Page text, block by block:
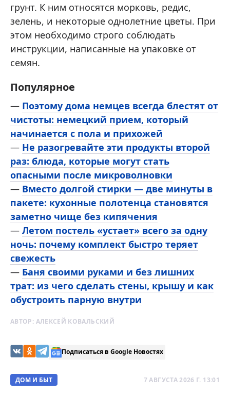
грунт. К ним относятся морковь, редис,
зелень, и некоторые однолетние цветы. При
этом необходимо строго соблюдать
инструкции, написанные на упаковке от
семян.
Популярное
— Поэтому дома немцев всегда блестят от
чистоты: немецкий прием, который
начинается с пола и прихожей
— Не разогревайте эти продукты второй
раз: блюда, которые могут стать
опасными после микроволновки
— Вместо долгой стирки — две минуты в
пакете: кухонные полотенца становятся
заметно чище без кипячения
— Летом постель «устает» всего за одну
ночь: почему комплект быстро теряет
свежесть
— Баня своими руками и без лишних
трат: из чего сделать стены, крышу и как
обустроить парную внутри
АВТОР: АЛЕКСЕЙ КОВАЛЬСКИЙ
Подписаться в Google Новостях
ДОМ И БЫТ 7 АВГУСТА 2026 Г. 13:01